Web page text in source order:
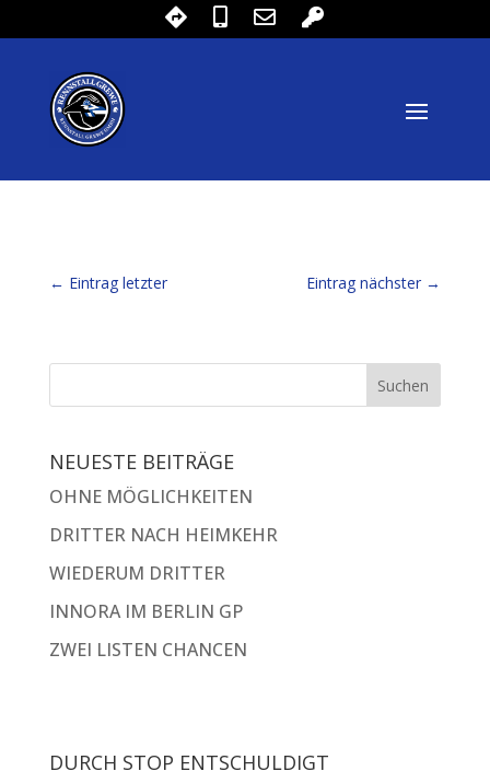
← Eintrag letzter Eintrag nächster →
NEUESTE BEITRÄGE
OHNE MÖGLICHKEITEN
DRITTER NACH HEIMKEHR
WIEDERUM DRITTER
INNORA IM BERLIN GP
ZWEI LISTEN CHANCEN
DURCH STOP ENTSCHULDIGT